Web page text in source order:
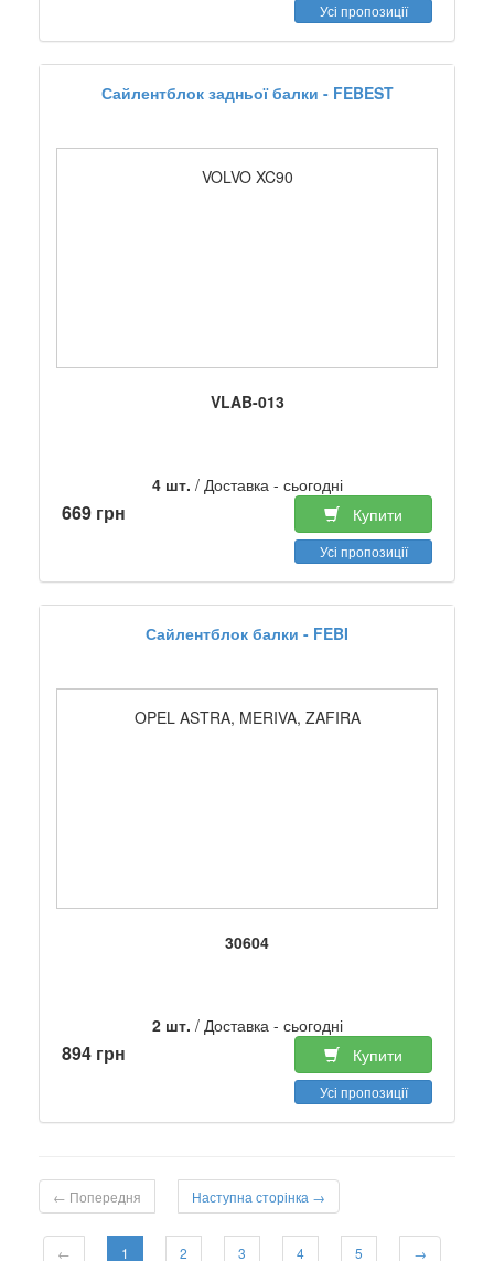
Усі пропозиції
Сайлентблок задньої балки - FEBEST
VOLVO XC90
VLAB-013
4 шт. / Доставка - сьогодні
669 грн Купити
Усі пропозиції
Сайлентблок балки - FEBI
OPEL ASTRA, MERIVA, ZAFIRA
30604
2 шт. / Доставка - сьогодні
894 грн Купити
Усі пропозиції
← Попередня Наступна сторінка →
← 1 2 3 4 5 →